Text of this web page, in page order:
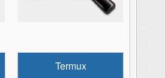
Termux